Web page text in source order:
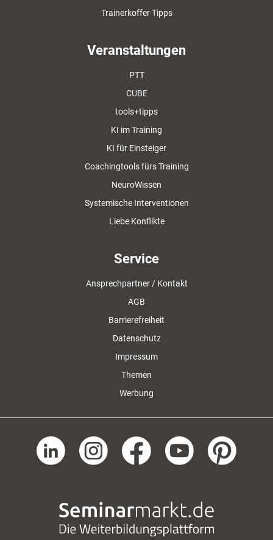
Trainerkoffer Tipps
Veranstaltungen
PTT
CUBE
tools+tipps
KI im Training
KI für Einsteiger
Coachingtools fürs Training
NeuroWissen
Systemische Interventionen
Liebe Konflikte
Service
Ansprechpartner / Kontakt
AGB
Barrierefreiheit
Datenschutz
Impressum
Themen
Werbung